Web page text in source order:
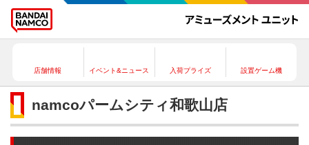
店舗情報 イベント&ニュース 入荷プライズ 設置ゲーム機
namcoパームシティ和歌山店